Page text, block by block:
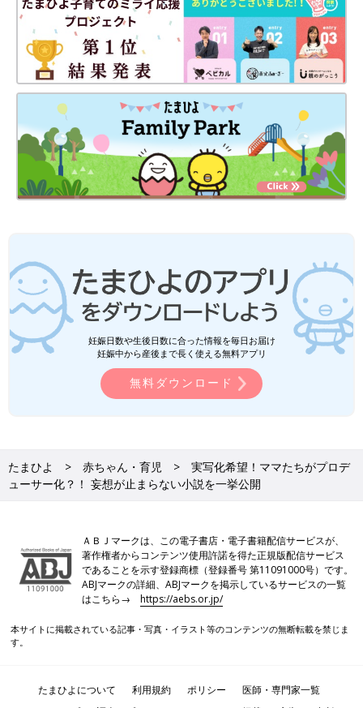
実体験に基づいた『偏差値30からの中学受験シリーズ』（学研）
が人気に。近著に『増補改訂版 親の介護は知らなきゃバカ見る
ことだらけ』（双葉社）、『1日誰とも話さなくても大丈夫 精
神科医がやっている猫みたいに楽に生きる5つのステップ』な
ど。執筆・講演活動などを通じて、子育てや受験、就活、介護に
悩む女性たちを応援している。
妊娠日数や生後日数に合った情報を毎日お届け
妊娠中から産後まで長く使える無料アプリ
無料ダウンロード
たまひよ 赤ちゃん・育児
実写化希望！ママたちがプロデ
ューサー化？！ 妄想が止まらない小説を一挙公開
ＡＢＪマークは、この電子書店・電子書籍配信サービスが、
著作権者からコンテンツ使用許諾を得た正規版配信サービス
であることを示す登録商標（登録番号 第11091000号）です。
ABJマークの詳細、ABJマークを掲示しているサービスの一覧
はこちら→https://aebs.or.jp/
本サイトに掲載されている記事・写真・イラスト等のコンテンツの無断転載を禁じま
す。
たまひよについて 利用規約 ポリシー
医師・専門家一覧